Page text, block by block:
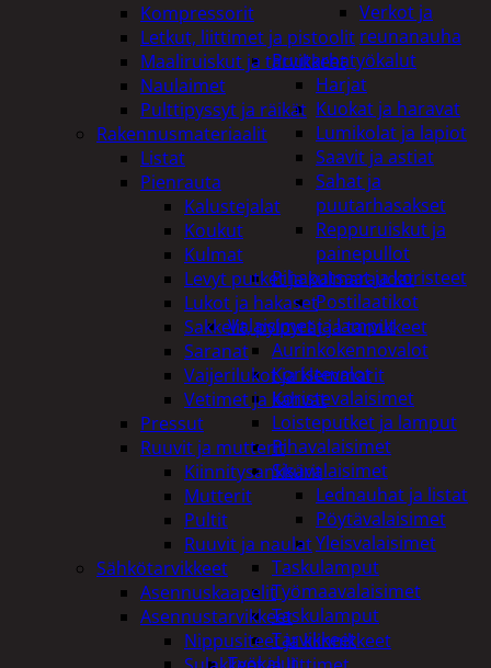
Verkot ja
reunanauha
Puutarhatyökalut
Harjat
Kuokat ja haravat
Lumikolat ja lapiot
Saavit ja astiat
Sahat ja
puutarhasakset
Reppuruiskut ja
painepullot
Pihapatsaat ja koristeet
Postilaatikot
Valaisimet ja lamput
Aurinkokennovalot
Koristevalot
Koristevalaisimet
Loisteputket ja lamput
Pihavalaisimet
Sisävalaisimet
Lednauhat ja listat
Pöytävalaisimet
Yleisvalaisimet
Taskulamput
Työmaavalaisimet
Taskulamput
Tarvikkeet
Kompressorit
Letkut, liittimet ja pistoolit
Maaliruiskut ja tarvikkeet
Naulaimet
Pulttipyssyt ja räikät
Rakennusmateriaalit
Listat
Pienrauta
Kalustejalat
Koukut
Kulmat
Levyt putket ja kulmaraudat
Lukot ja hakaset
Sakkelit, pylpyrät ja tarvikkeet
Saranat
Vaijerilukot ja klemmarit
Vetimet ja kahvat
Pressut
Ruuvit ja mutterit
Kiinnitysankkurit
Mutterit
Pultit
Ruuvit ja naulat
Sähkötarvikkeet
Asennuskaapelit
Asennustarvikkeet
Nippusiteet ja kiinnikkeet